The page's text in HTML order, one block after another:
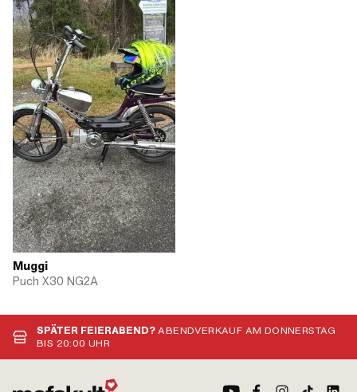
Muggi
Puch X30 NG2A
SPÄTER FEIERABEND?ABENDVERKAUF AM DONNERSTAG
BIS 20:00 UHR